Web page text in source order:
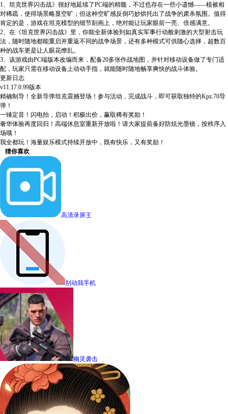
1、坦克世界闪击战》很好地延续了PC端的精髓，不过也存在一些小遗憾——植被相
对稀疏，使得场景略显空旷；但这种空旷感反倒巧妙烘托出了战争的肃杀氛围。值得
肯定的是，游戏在坦克模型的细节刻画上，绝对能让玩家眼前一亮、倍感满意。
2、在《坦克世界闪击战》里，你能全新体验到如真实军事行动般刺激的大型射击玩
法，随时随地都能重启并重返不同的战争场景，还有多种模式可供随心选择，超数百
种的战车更是让人眼花缭乱。
3、该游戏由PC端版本改编而来，配备20多张作战地图，并针对移动设备做了专门适
配，玩家只需在移动设备上动动手指，就能随时随地畅享爽快的战斗体验。
更新日志
v11.17.0.99版本
精确制导！全新导弹坦克震撼登场！参与活动，完成战斗，即可获取独特的Kpz.70导
弹！
一锤定音！闪电拍，启动！积极出价，赢取稀有奖励！
奢华体验再度回归！高端休息室重新开放啦！请大家提前备好防炫光墨镜，按秩序入
场哦！
我全都玩！海量娱乐模式持续开放中，既有快乐，又有奖励！
猜你喜欢
高清录屏王
别动我手机
幽灵袭击